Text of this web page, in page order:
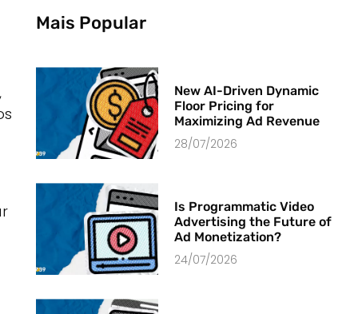
Mais Popular
New AI-Driven Dynamic
Floor Pricing for
Maximizing Ad Revenue
28/07/2026
Is Programmatic Video
Advertising the Future of
Ad Monetization?
24/07/2026